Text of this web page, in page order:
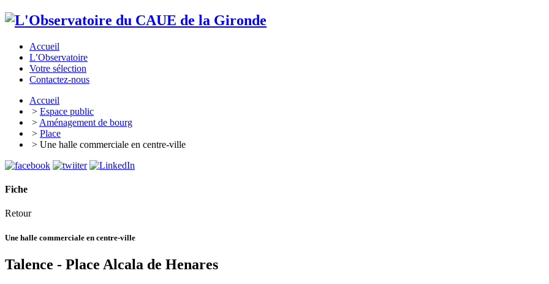
Accueil
L’Observatoire
Votre sélection
Contactez-nous
Accueil
> Espace public
> Aménagement de bourg
> Place
> Une halle commerciale en centre-ville
Fiche
Retour
Une halle commerciale en centre-ville
Talence - Place Alcala de Henares